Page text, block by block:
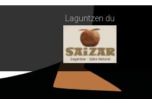
Laguntzen du